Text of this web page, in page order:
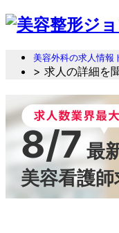
美容外科の求人情報
> 求人の詳細を
8/7最
美容看護